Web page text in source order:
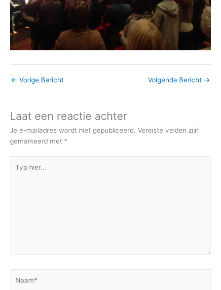
← Vorige Bericht Volgende Bericht →
Laat een reactie achter
Je e-mailadres wordt niet gepubliceerd. Vereiste velden zijn
gemarkeerd met *
hier...